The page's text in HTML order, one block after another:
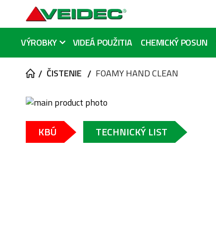
VÝROBKY
VIDEÁ POUŽITIA CHEMICKÝ POSUN
ČISTENIE FOAMY HAND CLEAN
Preskočiť
koniec
galérie
začiatok
KBÚ TECHNICKÝ LIST